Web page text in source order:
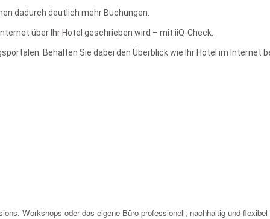
dadurch deutlich mehr Buchungen.
über Ihr Hotel geschrieben wird – mit iiQ-Check.
Behalten Sie dabei den Überblick wie Ihr Hotel im
Workshops oder das eigene Büro professionell, nachhaltig und